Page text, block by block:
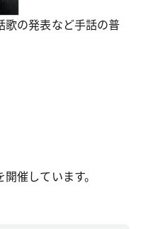
歌の発表など手話の普
催しています。